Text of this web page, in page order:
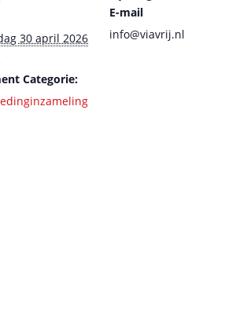
30 april 2026
Categorie:
E-mail
info@viavrij.nl